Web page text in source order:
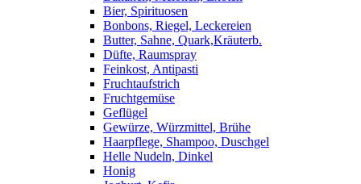
Bier, Spirituosen
Bonbons, Riegel, Leckereien
Butter, Sahne, Quark,Kräuterb.
Düfte, Raumspray
Feinkost, Antipasti
Fruchtaufstrich
Fruchtgemüse
Geflügel
Gewürze, Würzmittel, Brühe
Haarpflege, Shampoo, Duschgel
Helle Nudeln, Dinkel
Honig